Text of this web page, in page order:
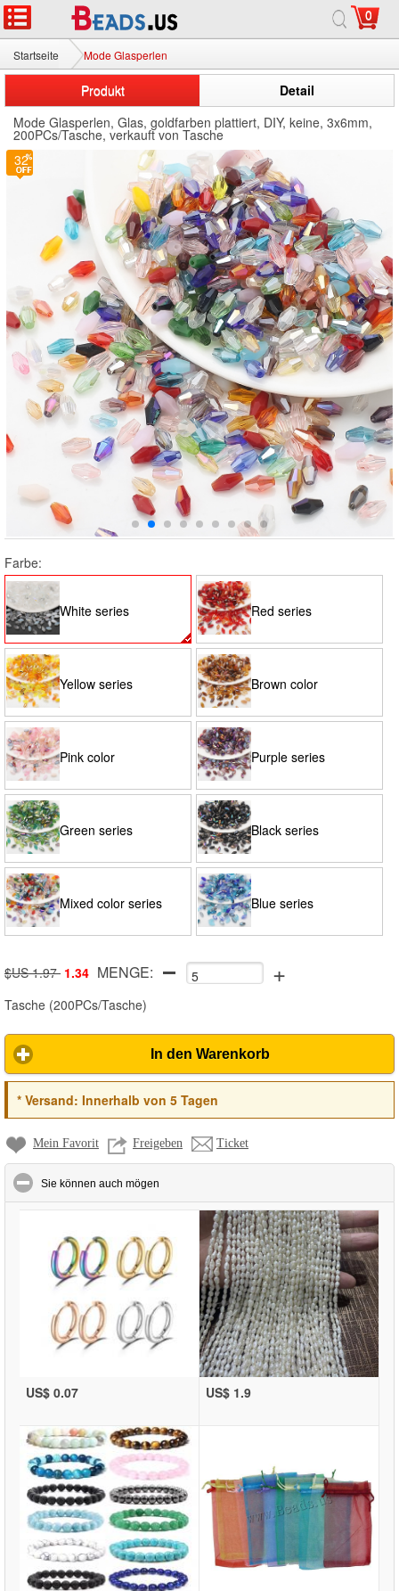
0
Startseite Mode Glasperlen
Produkt
Detail
Mode Glasperlen, Glas, goldfarben plattiert, DIY, keine, 3x6mm,
200PCs/Tasche, verkauft von Tasche
32
Farbe:
White series Red series
Yellow series Brown color
Pink color Purple series
Green series Black series
Mixed color series Blue series
$US 1.97 1.34 MENGE: +
Tasche (200PCs/Tasche)
In den Warenkorb
*Versand: Innerhalb von 5 Tagen
Mein Favorit Freigeben Ticket
Sie können auch mögen
US$ 0.07 US$ 1.9